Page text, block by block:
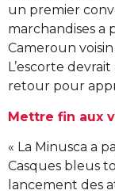
un premier
marchandises a
Cameroun
L’escorte
retour pour
Mettre fin aux
« La Minusca a
Casques bleus
lancement des